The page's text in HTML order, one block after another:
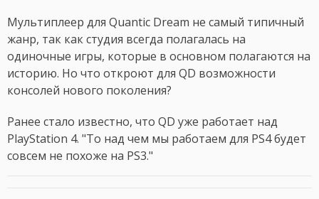
Мультиплеер для Quantic Dream не самый типичный
жанр, так как студия всегда полагалась на
одиночные игры, которые в основном полагаются на
историю. Но что откроют для QD возможности
консолей нового поколения?
Ранее стало известно, что QD уже работает над
PlayStation 4. "То над чем мы работаем для PS4 будет
совсем не похоже на PS3."